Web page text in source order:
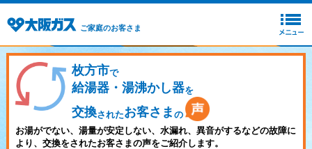
ご家庭のお客さま
枚方市で
給湯器・湯沸かし器を
交換されたお客さま の
お湯がでない、湯量が安定しない、水漏れ、異音がするなどの故障に
より、交換をされたお客さまの声をご紹介します。